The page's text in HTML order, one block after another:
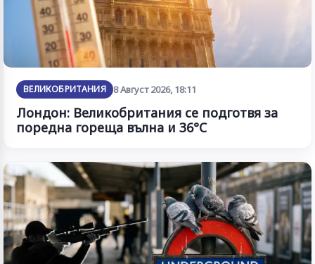
ВЕЛИКОБРИТАНИЯ 8 Август 2026, 18:11
Лондон: Великобритания се подготвя за
поредна гореща вълна и 36°C